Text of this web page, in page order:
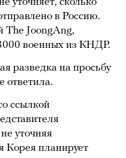
в Россию.
The JoongAng,
военных из КНДР.
разведка на просьбу
ответила.
ссылкой
не уточняя
Корея планирует